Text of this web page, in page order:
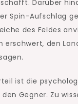
Darüber
Spin-Aufschlag
des Feldes
erschwert, den
ist die
Gegner. Zu